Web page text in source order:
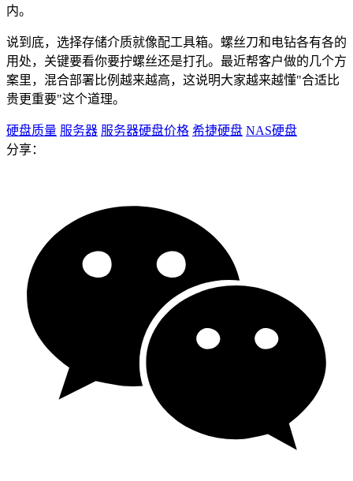
内。
说到底，选择存储介质就像配工具箱。螺丝刀和电钻各有各的
用处，关键要看你要拧螺丝还是打孔。最近帮客户做的几个方
案里，混合部署比例越来越高，这说明大家越来越懂"合适比
贵更重要"这个道理。
硬盘质量 服务器 服务器硬盘价格 希捷硬盘 NAS硬盘
分享：